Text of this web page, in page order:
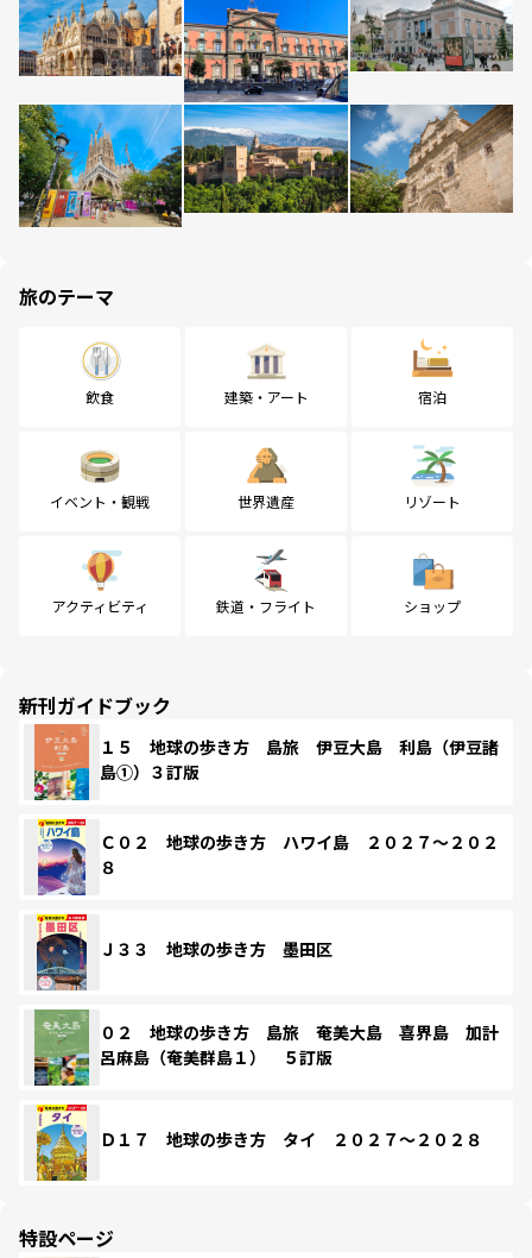
旅のテーマ
飲食 建築・アート 宿泊
イベント・観戦 世界遺産 リゾート
アクティビティ 鉄道・フライト ショップ
新刊ガイドブック
１５ 地球の歩き方 島旅 伊豆大島 利島（伊豆諸
島①）３訂版
Ｃ０２ 地球の歩き方 ハワイ島 ２０２７～２０２
８
Ｊ３３ 地球の歩き方 墨田区
０２ 地球の歩き方 島旅 奄美大島 喜界島 加計
呂麻島（奄美群島１） ５訂版
Ｄ１７ 地球の歩き方 タイ ２０２７～２０２８
特設ページ